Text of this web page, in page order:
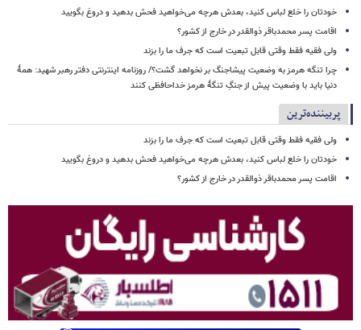
خودتان را خلع لباس کنید، بعدش هرچه می‌خواهید فحش بدهید و دروغ بگویید
اقامت پسر محمدباقر ذوالقدر در خارج از کشور؟
ولی فقیه فقط وقتی قابل تبعیت است که جرف ما را بزند
چرا تنگه هرمز به وضعیت پیشاجنگ بر نخواهد گشت؟/ روزنامه اینترنتی دفتر رهبر شهید: همۀ
دنیا باید با وضعیت پیش از جنگِ تنگۀ هرمز خداحافظی کنند
پربیننده‌ترین
ولی فقیه فقط وقتی قابل تبعیت است که جرف ما را بزند
خودتان را خلع لباس کنید، بعدش هرچه می‌خواهید فحش بدهید و دروغ بگویید
اقامت پسر محمدباقر ذوالقدر در خارج از کشور؟